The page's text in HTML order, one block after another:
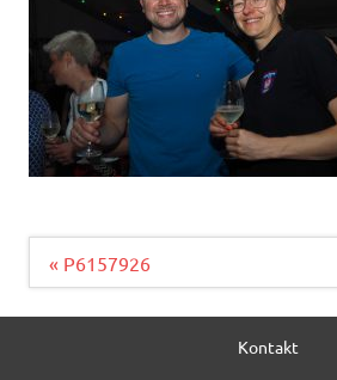
Beitragsnavigation
« P6157926
Kontakt